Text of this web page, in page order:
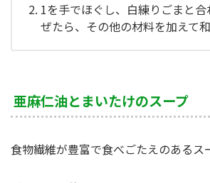
1を手でほぐし、白練りごまと
ぜたら、その他の材料を加えて
亜麻仁油とまいたけのスープ
食物繊維が豊富で食べごたえのあるス